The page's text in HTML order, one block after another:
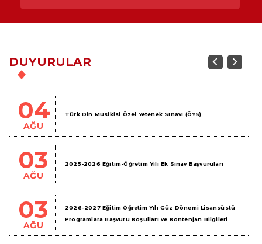
DUYURULAR
04
AĞU
Türk Din Musikisi Özel Yetenek Sınavı (ÖYS)
03
AĞU
2025-2026 Eğitim-Öğretim Yılı Ek Sınav Başvuruları
03
AĞU
2026-2027 Eğitim Öğretim Yılı Güz Dönemi Lisansüstü
Programlara Başvuru Koşulları ve Kontenjan Bilgileri
Previous
Next